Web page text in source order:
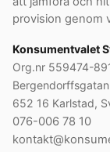
provision genom
Konsumentvalet
Org.nr 559474-
652 16 Karlstad,
076-006 78 10